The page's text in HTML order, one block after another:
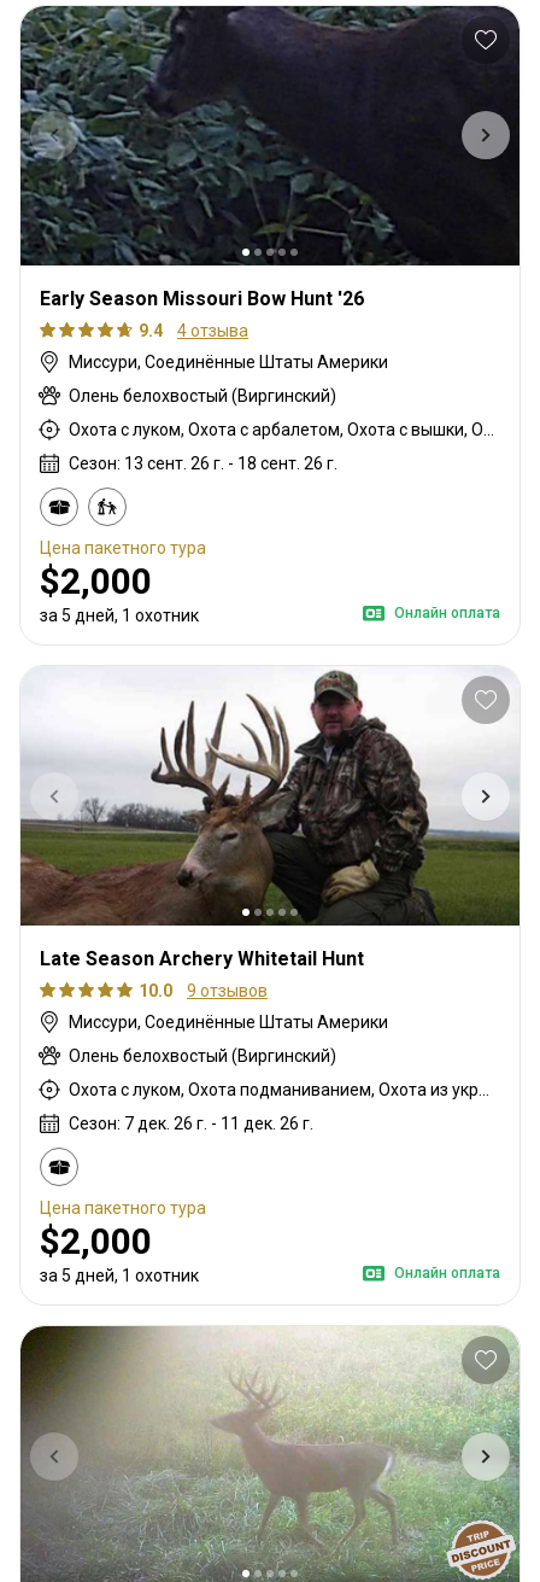
Early Season Missouri Bow Hunt '26
9.4
4 отзыва
Миссури, Соединённые Штаты Америки
Олень белохвостый (Виргинский)
Сезон: 13 сент. 26 г. - 18 сент. 26 г.
Цена пакетного тура
$2,000
за 5 дней, 1 охотник Онлайн оплата
Late Season Archery Whitetail Hunt
10.0
9 отзывов
Миссури, Соединённые Штаты Америки
Олень белохвостый (Виргинский)
Охота с луком, Охота подманиванием, Охота из укрытия
Сезон: 7 дек. 26 г. - 11 дек. 26 г.
Цена пакетного тура
$2,000
за 5 дней, 1 охотник Онлайн оплата